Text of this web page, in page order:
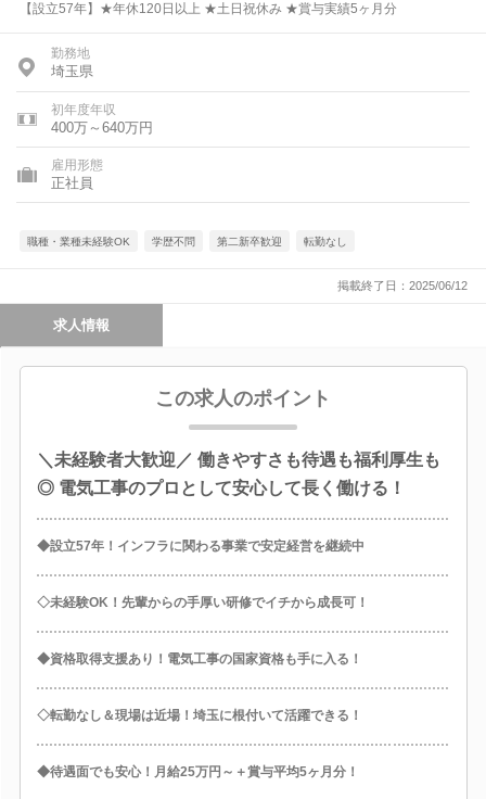
【設立57年】★年休120日以上 ★土日祝休み ★賞与実績5ヶ月分
勤務地
埼玉県
初年度年収
400万～640万円
雇用形態
正社員
職種・業種未経験OK 学歴不問 第二新卒歓迎 転勤なし
掲載終了日：2025/06/12
求人情報
この求人のポイント
＼未経験者大歓迎／ 働きやすさも待遇も福利厚生も
◎ 電気工事のプロとして安心して長く働ける！
◆設立57年！インフラに関わる事業で安定経営を継続中
◇未経験OK！先輩からの手厚い研修でイチから成長可！
◆資格取得支援あり！電気工事の国家資格も手に入る！
◇転勤なし＆現場は近場！埼玉に根付いて活躍できる！
◆待遇面でも安心！月給25万円～＋賞与平均5ヶ月分！